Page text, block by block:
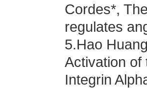
Cordes*,
regulates
5.Hao
Activation of
Integrin